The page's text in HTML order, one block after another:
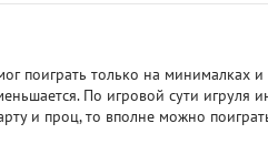
поиграть только на минималках
По игровой сути игруля
и проц, то вполне можно